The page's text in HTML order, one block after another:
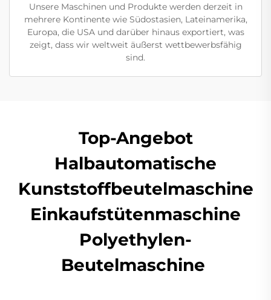
Unsere Maschinen und Produkte werden derzeit in
mehrere Kontinente wie Südostasien, Lateinamerika,
Europa, die USA und darüber hinaus exportiert, was
zeigt, dass wir weltweit äußerst wettbewerbsfähig
sind.
Top-Angebot
Halbautomatische
Kunststoffbeutelmaschine
Einkaufstütenmaschine
Polyethylen-
Beutelmaschine